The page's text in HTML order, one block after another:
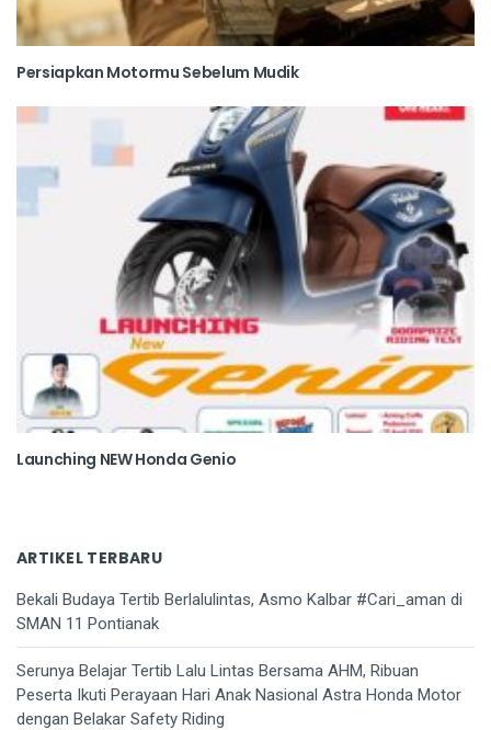
Persiapkan Motormu Sebelum Mudik
Launching NEW Honda Genio
ARTIKEL TERBARU
Bekali Budaya Tertib Berlalulintas, Asmo Kalbar #Cari_aman di
SMAN 11 Pontianak
Serunya Belajar Tertib Lalu Lintas Bersama AHM, Ribuan
Peserta Ikuti Perayaan Hari Anak Nasional Astra Honda Motor
dengan Belakar Safety Riding